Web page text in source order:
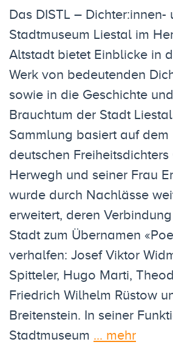
Das DISTL – Dichter:innen-
Stadtmuseum Liestal im
Altstadt bietet Einblicke in
Werk von bedeutenden
sowie in die Geschichte
Brauchtum der Stadt
Sammlung basiert auf
deutschen Freiheitsdichters
Herwegh und seiner Frau
wurde durch Nachlässe
erweitert, deren
Stadt zum Übernamen
verhalfen: Josef Viktor
Spitteler, Hugo Marti,
Friedrich Wilhelm Rüstow
Breitenstein. In seiner
Stadtmuseum ... mehr